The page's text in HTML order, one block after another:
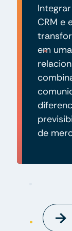
CRM e
em
de